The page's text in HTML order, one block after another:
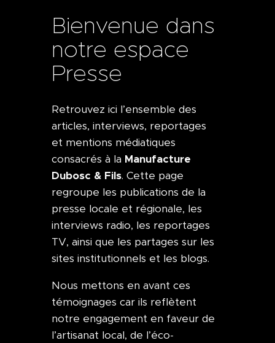
Bienvenue dans
notre espace
Presse
Retrouvez ici l’ensemble des
articles, interviews, reportages
et mentions médiatiques
consacrés à la Manufacture
Dubosc & Fils. Cette page
regroupe les publications de la
presse locale et régionale, les
interviews radio, les reportages
TV, ainsi que les partages sur les
sites institutionnels et les blogs.
Nous mettons en avant ces
témoignages car ils reflètent
notre engagement en faveur de
l’artisanat local, de l’éco-